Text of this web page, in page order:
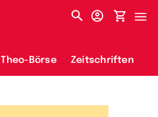
Theo-Börse Zeitschriften